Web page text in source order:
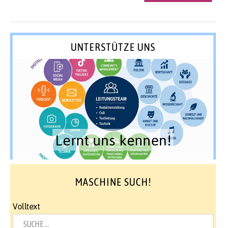
UNTERSTÜTZE UNS
Lernt uns kennen!
MASCHINE SUCH!
Volltext